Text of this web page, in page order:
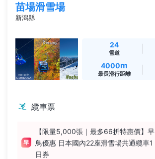
苗場滑雪場
新潟縣
24
雪道
4000m
最長滑行距離
纜車票
【限量5,000張｜最多66折特惠價】早
鳥優惠 日本國內22座滑雪場共通纜車1
日券